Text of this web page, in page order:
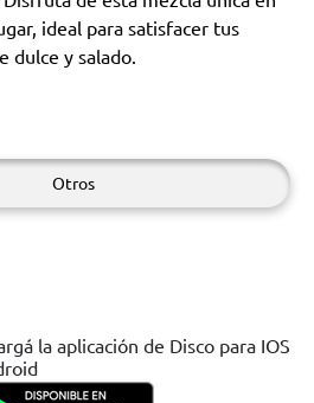
ideal para satisfacer tus
dulce y salado.
Otros
la aplicación de Disco para IOS